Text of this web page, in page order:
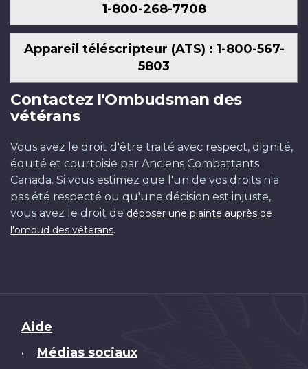
1-800-268-7708
Appareil téléscripteur (ATS) : 1-800-567-
5803
Contactez l'Ombudsman des
vétérans
Vous avez le droit d'être traité avec respect, dignité,
équité et courtoisie par Anciens Combattants
Canada. Si vous estimez que l'un de vos droits n'a
pas été respecté ou qu'une décision est injuste,
vous avez le droit de déposer une plainte auprès de
l'ombud des vétérans.
Brand
Aide
• Médias sociaux